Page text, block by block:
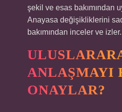
şekil ve esas bakımından
Anayasa değişikliklerini
bakımından inceler ve izler.
ANLAŞMAYI
ONAYLAR?